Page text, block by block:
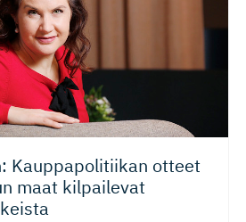
Kauppapoli­tiikan otteet
maat kilpailevat